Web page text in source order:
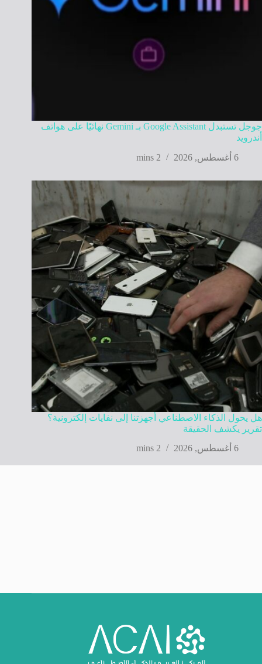
جوجل تستبدل Google Assistant بـ Gemini نهائيًا على هواتف
أندرويد
6 أغسطس, 2026
2 mins
هل يحول الذكاء الاصطناعي أجهزتنا إلى نفايات إلكترونية؟
تقرير يكشف الحقيقة
6 أغسطس, 2026
2 mins